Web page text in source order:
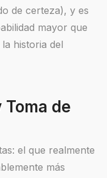
de certeza), y es
mayor que
historia del
de
el que realmente
más